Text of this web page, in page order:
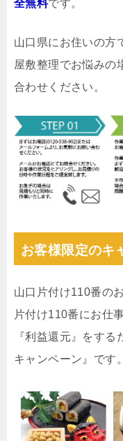
全無料です。
山口県にお住いの方
屋敷整理でお悩みの
合わせください。
お客様限定のキ
山口片付け110番の
片付け110番にお仕
『利益還元』をす
キャンペーン』です。